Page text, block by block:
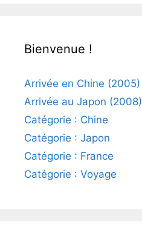
Bienvenue !
Arrivée en Chine (2005)
Arrivée au Japon (2008)
Catégorie : Chine
Catégorie : Japon
Catégorie : France
Catégorie : Voyage